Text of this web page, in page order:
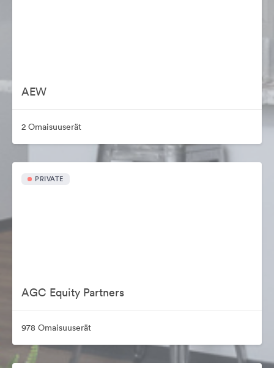
AEW
2 Omaisuuserät
PRIVATE
AGC Equity Partners
978 Omaisuuserät